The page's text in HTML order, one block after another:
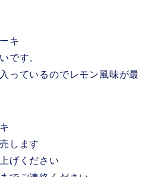
キ
です。
っているのでレモン風味が最
します
げください